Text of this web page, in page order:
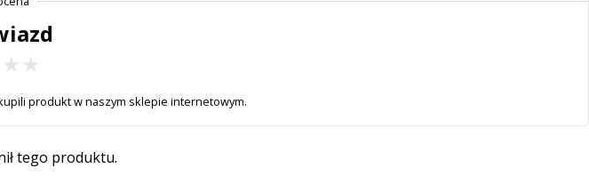
produkt w naszym sklepie internetowym.
tego produktu.